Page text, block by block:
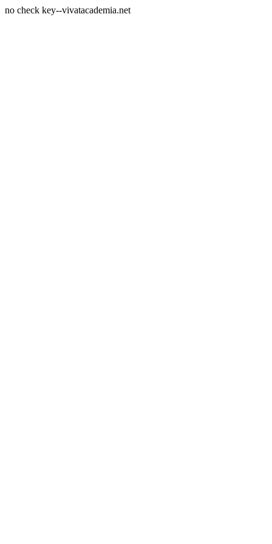
no check key--vivatacademia.net